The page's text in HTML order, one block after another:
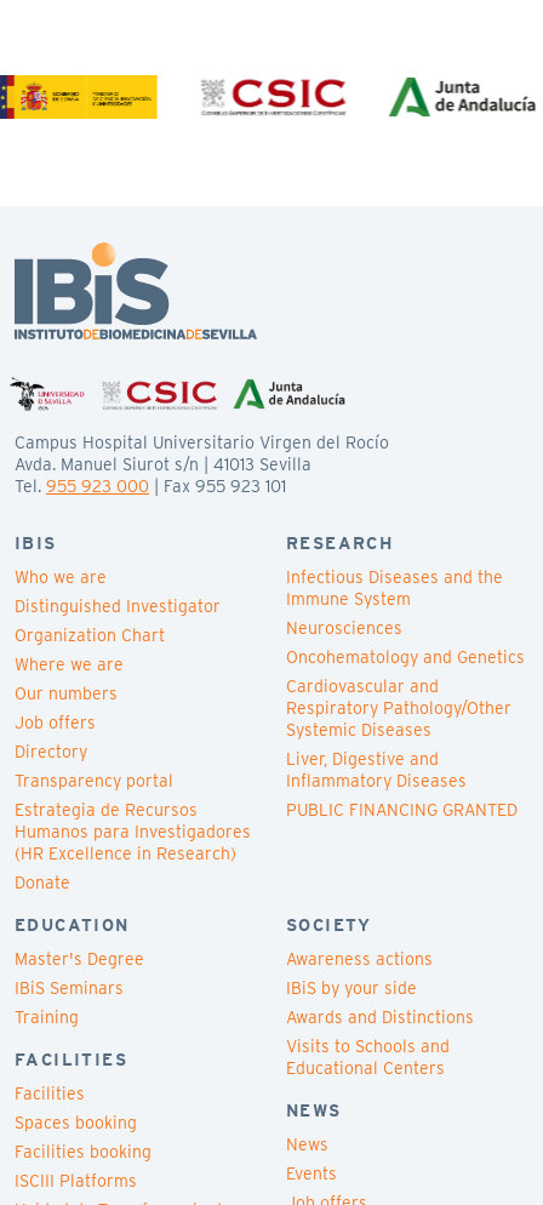
Campus Hospital Universitario Virgen del Rocío
Avda. Manuel Siurot s/n | 41013 Sevilla
Tel. 955 923 000 | Fax 955 923 101
IBIS
Who we are
Distinguished Investigator
Organization Chart
Where we are
Our numbers
Job offers
Directory
Transparency portal
Estrategia de Recursos
Humanos para Investigadores
(HR Excellence in Research)
Donate
RESEARCH
Infectious Diseases and the
Immune System
Neurosciences
Oncohematology and Genetics
Cardiovascular and
Respiratory Pathology/Other
Systemic Diseases
Liver, Digestive and
Inflammatory Diseases
PUBLIC FINANCING GRANTED
EDUCATION
Master's Degree
IBiS Seminars
Training
FACILITIES
Facilities
Spaces booking
Facilities booking
ISCIII Platforms
SOCIETY
Awareness actions
IBiS by your side
Awards and Distinctions
Visits to Schools and
Educational Centers
NEWS
News
Events